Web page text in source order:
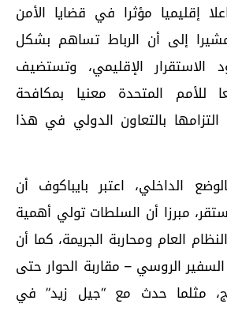
إقليميا مؤثرا في قضايا الأمن
مشيرا إلى أن الرباط تساهم بشكل
الإقليمي، وتستضيف
للأمم المتحدة معنيا بمكافحة
بالتعاون الدولي في هذا
الداخلي، اعتبر بايباكوف أن
مبرزا أن السلطات تولي أهمية
العام ومحاربة الجريمة، كما أن
الروسي – مقاربة الحوار حتى
مثلما حدث مع “جيل زيد” في